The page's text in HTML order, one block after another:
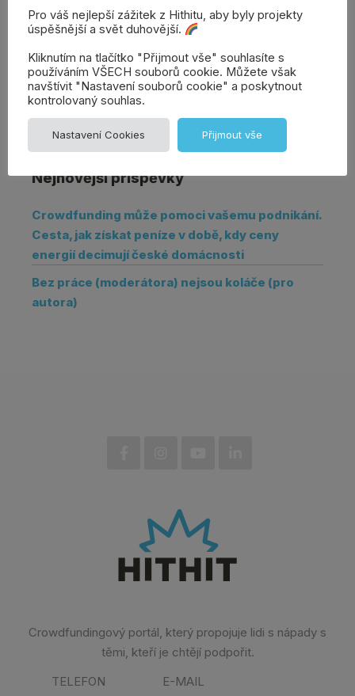
Přidat komentář
Karolína | Vrchní rádce
Nejnovější příspěvky
Crowdfunding může pomoci vašemu podnikání.
Cesta, jak získat peníze v době, kdy ceny
energií decimují české domácnosti
Bez práce (moderátora) nejsou koláče (pro
autora)
Crowdfundingový portál, který propojuje lidi s nápady s
těmi, kteří je chtějí podpořit.
TELEFON E-MAIL
Pro váš nejlepší zážitek z Hithitu, aby byly projekty
úspěšnější a svět duhovější.
Kliknutím na tlačítko "Přijmout vše" souhlasíte s
používáním VŠECH souborů cookie. Můžete však
navštívit "Nastavení souborů cookie" a poskytnout
kontrolovaný souhlas.
Nastavení Cookies Přijmout vše